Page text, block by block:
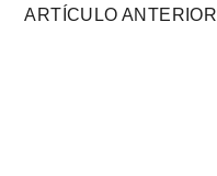
ARTÍCULO ANTERIOR